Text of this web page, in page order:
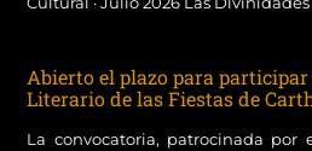
Abierto el plazo para
Literario de las Fiestas de
La convocatoria, patrocinada